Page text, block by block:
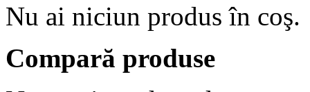
Nu ai niciun produs în coş.
Compară produse